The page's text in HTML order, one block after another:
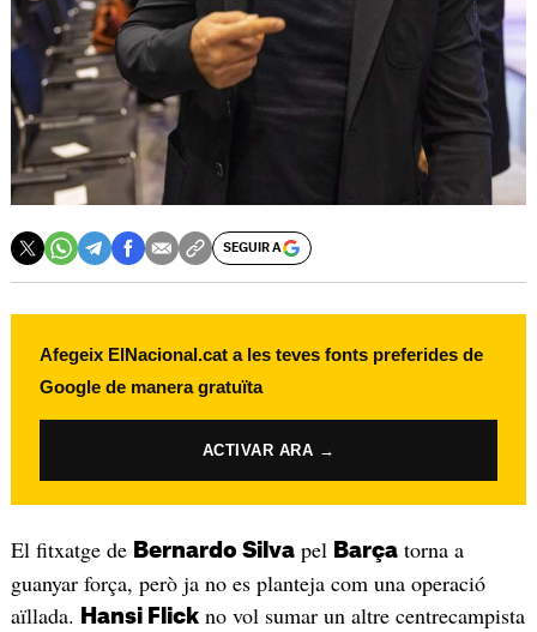
SEGUIR A
Afegeix ElNacional.cat a les teves fonts preferides de
Google de manera gratuïta
ACTIVAR ARA →
El fitxatge de Bernardo Silvapel Barçatorna a
guanyar força, però ja no es planteja com una operació
aïllada.
Hansi Flickno vol sumar un altre centrecampista